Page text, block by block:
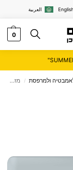
العربية
0
ולמרפסת / מזגן עילי 1.25 כ"ס SAGA דגם 16X